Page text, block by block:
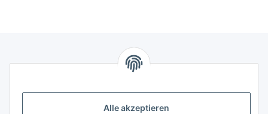
Alle akzeptieren
Gesetzliche Informationen